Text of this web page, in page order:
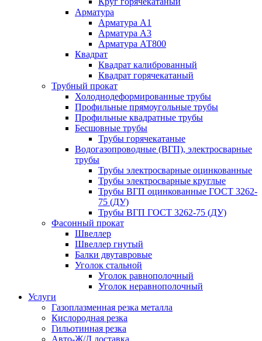
Арматура
Арматура А1
Арматура А3
Арматура АТ800
Квадрат
Квадрат калиброванный
Квадрат горячекатаный
Трубный прокат
Холоднодеформированные трубы
Профильные прямоугольные трубы
Профильные квадратные трубы
Бесшовные трубы
Трубы горячекатаные
Водогазопроводные (ВГП), электросварные
трубы
Трубы электросварные оцинкованные
Трубы электросварные круглые
Трубы ВГП оцинкованные ГОСТ 3262-
75 (ДУ)
Трубы ВГП ГОСТ 3262-75 (ДУ)
Фасонный прокат
Швеллер
Швеллер гнутый
Балки двутавровые
Уголок стальной
Уголок равнополочный
Уголок неравнополочный
Услуги
Газоплазменная резка металла
Кислородная резка
Гильотинная резка
Авто-Ж/Д доставка